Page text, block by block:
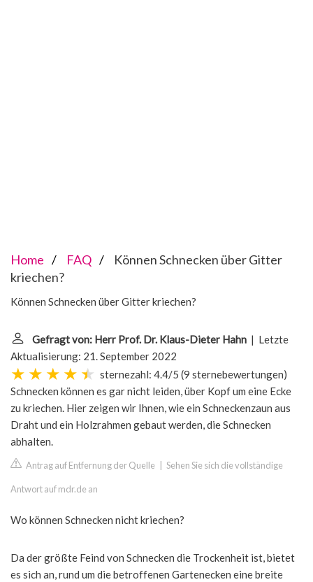
Home FAQ
Können Schnecken über Gitter
kriechen?
Können Schnecken über Gitter kriechen?
Gefragt von: Herr Prof. Dr. Klaus-Dieter Hahn | Letzte
Aktualisierung: 21. September 2022
sternezahl: 4.4/5 (9 sternebewertungen)
Schnecken können es gar nicht leiden, über Kopf um eine Ecke
zu kriechen. Hier zeigen wir Ihnen, wie ein Schneckenzaun aus
Draht und ein Holzrahmen gebaut werden, die Schnecken
abhalten.
Antrag auf Entfernung der Quelle Sehen Sie sich die vollständige
Antwort auf mdr.de an
Wo können Schnecken nicht kriechen?
Da der größte Feind von Schnecken die Trockenheit ist, bietet
es sich an, rund um die betroffenen Gartenecken eine breite